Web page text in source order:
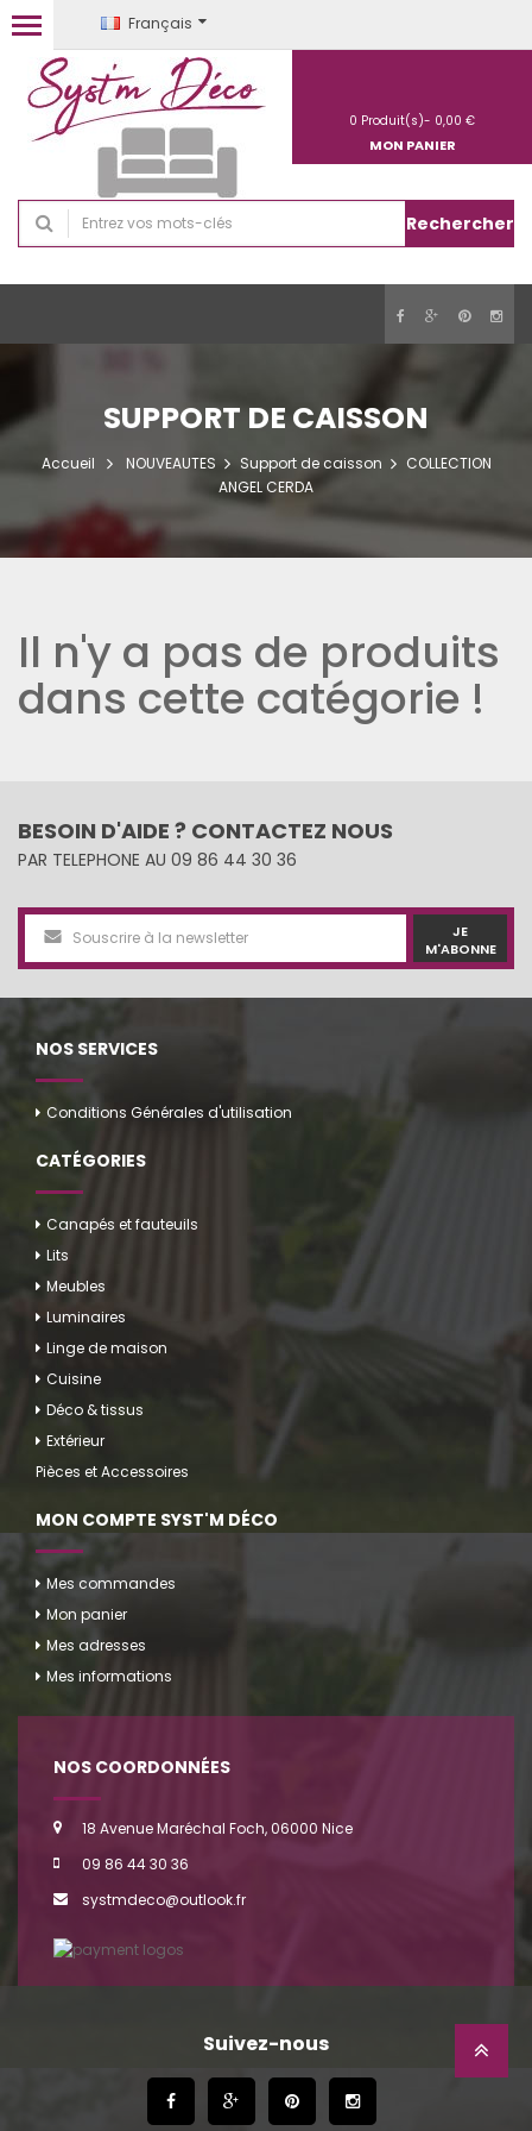
Français
Rechercher
0 Produit(s)- 0,00 €
MON PANIER
SUPPORT DE CAISSON
Accueil NOUVEAUTES Support de caisson
COLLECTION
ANGEL CERDA
Il n'y a pas de produits
dans cette catégorie !
BESOIN D'AIDE ? CONTACTEZ NOUS
PAR TELEPHONE AU 09 86 44 30 36
JE
M'ABONNE
NOS SERVICES
Conditions Générales d'utilisation
CATÉGORIES
Canapés et fauteuils
Lits
Meubles
Luminaires
Linge de maison
Cuisine
Déco & tissus
Extérieur
Pièces et Accessoires
MON COMPTE SYST'M DÉCO
Mes commandes
Mon panier
Mes adresses
Mes informations
NOS COORDONNÉES
18 Avenue Maréchal Foch, 06000 Nice
09 86 44 30 36
systmdeco@outlook.fr
Suivez-nous